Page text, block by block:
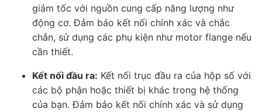
giảm tốc với nguồn cung cấp năng lượng như
động cơ. Đảm bảo kết nối chính xác và chắc
chắn, sử dụng các phụ kiện như motor flange nếu
cần thiết.
Kết nối đầu ra: Kết nối trục đầu ra của hộp số với
các bộ phận hoặc thiết bị khác trong hệ thống
của bạn. Đảm bảo kết nối chính xác và sử dụng